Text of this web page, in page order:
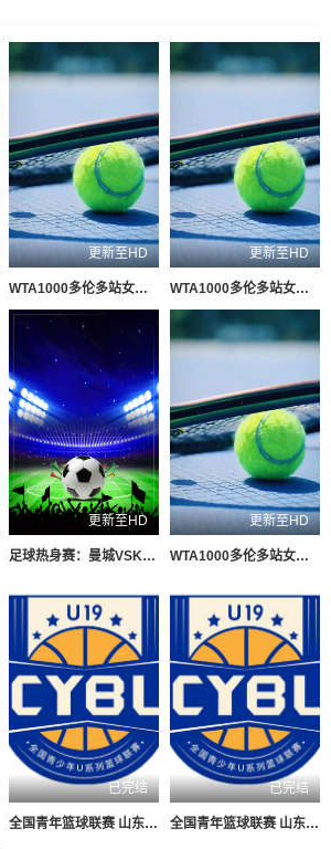
更新至HD
WTA1000多伦多站女单第二轮：萨巴伦卡VS内岛萌夏
更新至HD
WTA1000多伦多站女单第二轮：科斯秋克VS谢博芙
更新至HD
足球热身赛：曼城VSK联赛全明星20260805
更新至HD
WTA1000多伦多站女单第二轮：陶森VS巴图科娃
已完结
全国青年篮球联赛 山东山高83-70龙狮青年20260804
已完结
全国青年篮球联赛 山东山高79-59新疆广汇20260803